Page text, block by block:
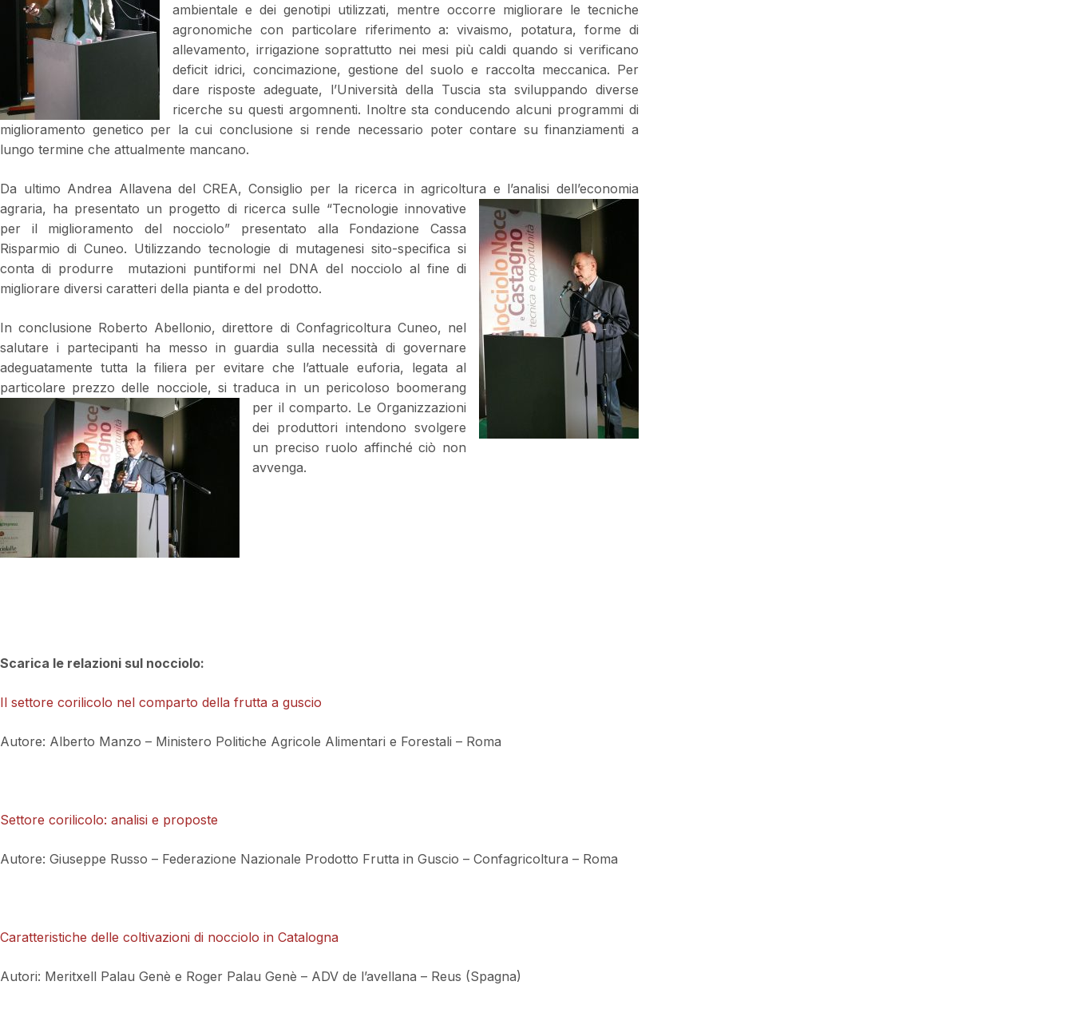
ambientale e dei genotipi utilizzati, mentre occorre migliorare le tecniche
agronomiche con particolare riferimento a: vivaismo, potatura, forme di
allevamento, irrigazione soprattutto nei mesi più caldi quando si verificano
deficit idrici, concimazione, gestione del suolo e raccolta meccanica. Per
dare risposte adeguate, l’Università della Tuscia sta sviluppando diverse
ricerche su questi argomnenti. Inoltre sta conducendo alcuni programmi di
miglioramento genetico per la cui conclusione si rende necessario poter contare su finanziamenti a
lungo termine che attualmente mancano.
Da ultimo Andrea Allavena del CREA, Consiglio per la ricerca in agricoltura e l’analisi dell’economia
agraria, ha presentato un progetto di ricerca sulle “Tecnologie innovative
per il miglioramento del nocciolo” presentato alla Fondazione Cassa
Risparmio di Cuneo. Utilizzando tecnologie di mutagenesi sito-specifica si
conta di produrre mutazioni puntiformi nel DNA del nocciolo al fine di
migliorare diversi caratteri della pianta e del prodotto.
In conclusione Roberto Abellonio, direttore di Confagricoltura Cuneo, nel
salutare i partecipanti ha messo in guardia sulla necessità di governare
adeguatamente tutta la filiera per evitare che l’attuale euforia, legata al
particolare prezzo delle nocciole, sitraduca in un pericoloso boomerang
per il comparto. Le Organizzazioni
dei produttori intendono svolgere
un preciso ruolo affinché ciò non
avvenga.
Scarica le relazioni sul nocciolo:
Il settore corilicolo nel comparto della frutta a guscio
Autore: Alberto Manzo – Ministero Politiche Agricole Alimentari e Forestali – Roma
Settore corilicolo: analisi e proposte
Autore: Giuseppe Russo – Federazione Nazionale Prodotto Frutta in Guscio – Confagricoltura – Roma
Caratteristiche delle coltivazioni di nocciolo in Catalogna
Autori: Meritxell Palau Genè e Roger Palau Genè – ADV de l’avellana – Reus (Spagna)